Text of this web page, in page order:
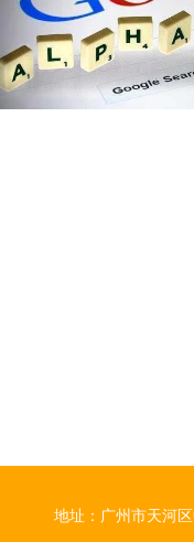
地址：广州市天河